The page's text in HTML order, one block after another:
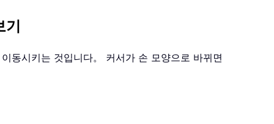
기
동시키는 것입니다。 커서가 손 모양으로 바뀌면